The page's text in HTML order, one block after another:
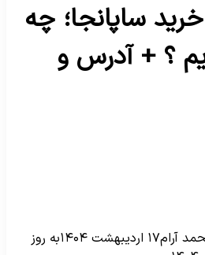
ساپانجا؛ چه
؟ +‌ آدرس و
آرام۱۷ اردیبهشت ۱۴۰۴
به روز